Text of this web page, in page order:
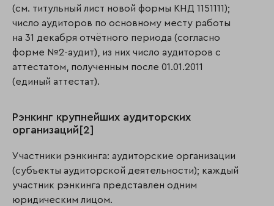
(см. титульный лист новой формы КНД 1151111);
число аудиторов по основному месту работы
на 31 декабря отчётного периода (согласно
форме №2-аудит), из них число аудиторов с
аттестатом, полученным после 01.01.2011
(единый аттестат).
Рэнкинг крупнейших аудиторских
организаций[2]
Участники рэнкинга: аудиторские организации
(субъекты аудиторской деятельности); каждый
участник рэнкинга представлен одним
юридическим лицом.